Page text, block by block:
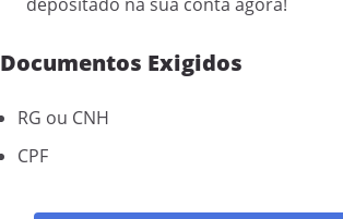
Documentos Exigidos
RG ou CNH
CPF